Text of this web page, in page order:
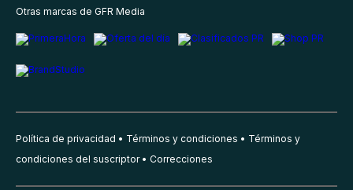
Otras marcas de GFR Media
Política de privacidad Términos y condiciones
Términos y
condiciones del suscriptor
Correcciones